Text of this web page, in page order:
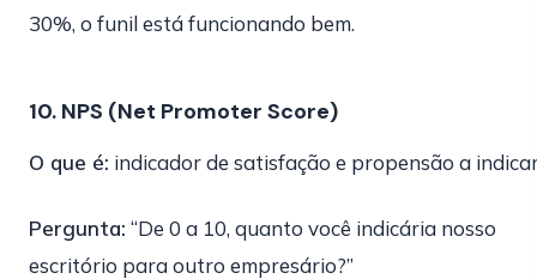
30%, o funil está funcionando bem.
10. NPS (Net Promoter Score)
O que é: indicador de satisfação e propensão a
Pergunta: “De 0 a 10, quanto você indicária nosso
escritório para outro empresário?”